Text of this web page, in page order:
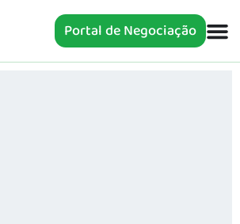
Portal de Negociação